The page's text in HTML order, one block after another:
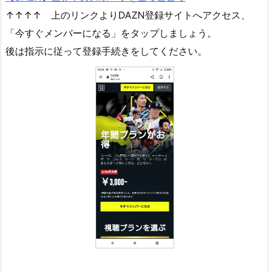
↑↑↑↑ 上のリンクよりDAZN登録サイトへアクセス、
「今すぐメンバーになる」をタップしましょう。
後は指示に従って登録手続きをしてください。